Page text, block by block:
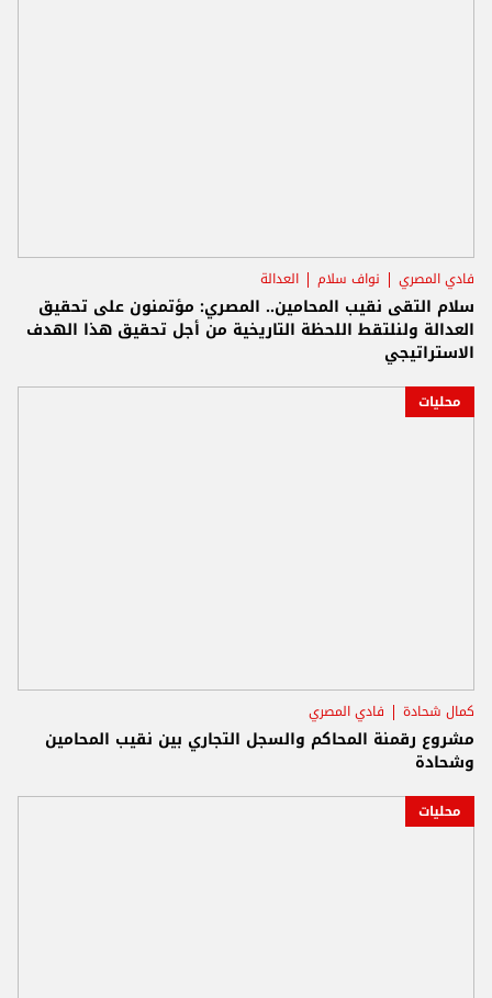
فادي المصري نواف سلام العدالة
سلام التقى نقيب المحامين.. المصري: مؤتمنون على تحقيق
العدالة ولنلتقط اللحظة التاريخية من أجل تحقيق هذا الهدف
الاستراتيجي
محليات
كمال شحادة فادي المصري
مشروع رقمنة المحاكم والسجل التجاري بين نقيب المحامين
وشحادة
محليات